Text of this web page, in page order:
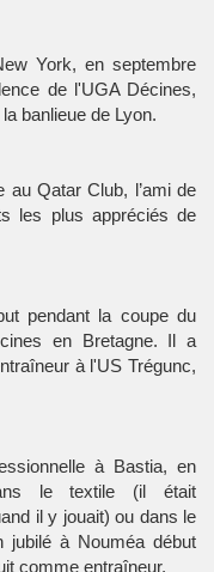
York, en septembre
de l'UGA Décines,
banlieue de Lyon.
Qatar Club, l’ami de
les plus appréciés de
pendant la coupe du
en Bretagne. Il a
à l'US Trégunc,
à Bastia, en
le textile (il était
il y jouait) ou dans le
jubilé à Nouméa début
comme entraîneur.